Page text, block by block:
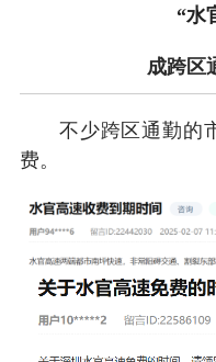
“水
成跨区
不少跨区通勤的
费。